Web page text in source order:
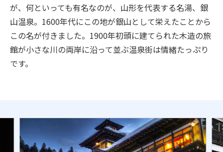
が、何といっても有名なのが、山形を代表する名湯、銀
山温泉。1600年代にこの地が銀山として栄えたことから
この名が付きました。1900年初頭に建てられた木造の旅
館が小さな川の両岸に沿って並ぶ温泉街は情緒たっぷり
です。